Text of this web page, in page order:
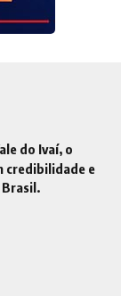
do Ivaí, o
credibilidade e
Brasil.